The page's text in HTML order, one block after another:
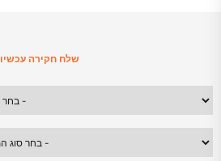
שלח חקירה עכשיו